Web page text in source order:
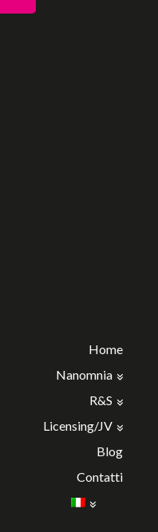
Home
Nanomnia
R&S
Licensing/JV
Blog
Contatti